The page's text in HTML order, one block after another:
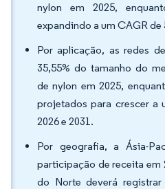
nylon em 2025,
expandindo a um CAGR de
Por aplicação, as redes
35,55% do tamanho do
de nylon em 2025,
projetados para crescer a
2026 e 2031.
Por geografia, a Ásia-
participação de receita em
do Norte deverá